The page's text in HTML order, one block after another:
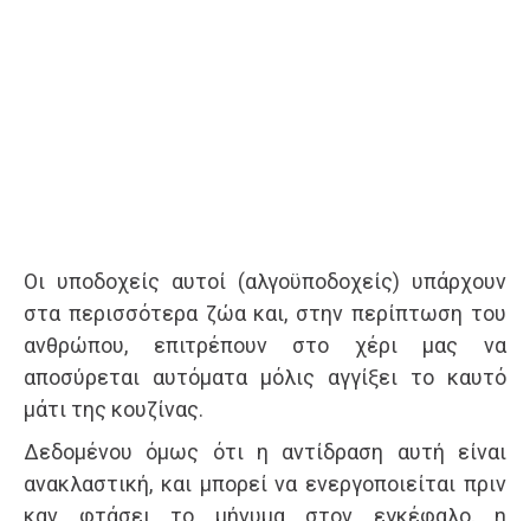
Οι υποδοχείς αυτοί (αλγοϋποδοχείς) υπάρχουν
στα περισσότερα ζώα και, στην περίπτωση του
ανθρώπου, επιτρέπουν στο χέρι μας να
αποσύρεται αυτόματα μόλις αγγίξει το καυτό
μάτι της κουζίνας.
Δεδομένου όμως ότι η αντίδραση αυτή είναι
ανακλαστική, και μπορεί να ενεργοποιείται πριν
καν φτάσει το μήνυμα στον εγκέφαλο, η